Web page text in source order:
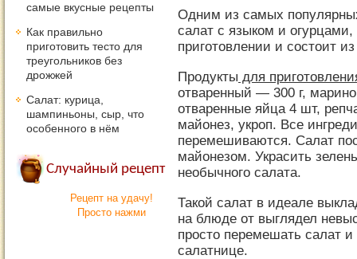
Одним из самых
салат с языком и огурцами,
приготовлении и состоит
Продукты для
отваренный — 300 г,
отваренные яйца 4 шт,
майонез, укроп. Все
перемешиваются. Салат
майонезом. Украсить
необычного салата.
Такой салат в идеале
на блюде от выглядел
просто перемешать салат
салатнице.
самые вкусные рецепты
Как правильно
приготовить тесто для
треугольников без
дрожжей
Салат: курица,
шампиньоны, сыр, что
особенного в нём
Случайный рецепт
Рецепт на удачу!
Просто нажми